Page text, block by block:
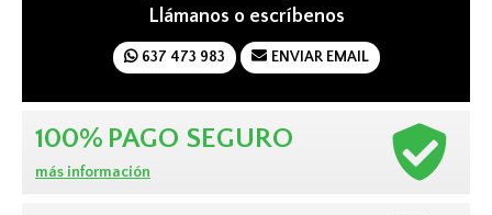
Llámanos o escríbenos
637 473 983 ENVIAR EMAIL
100% PAGO SEGURO
más información